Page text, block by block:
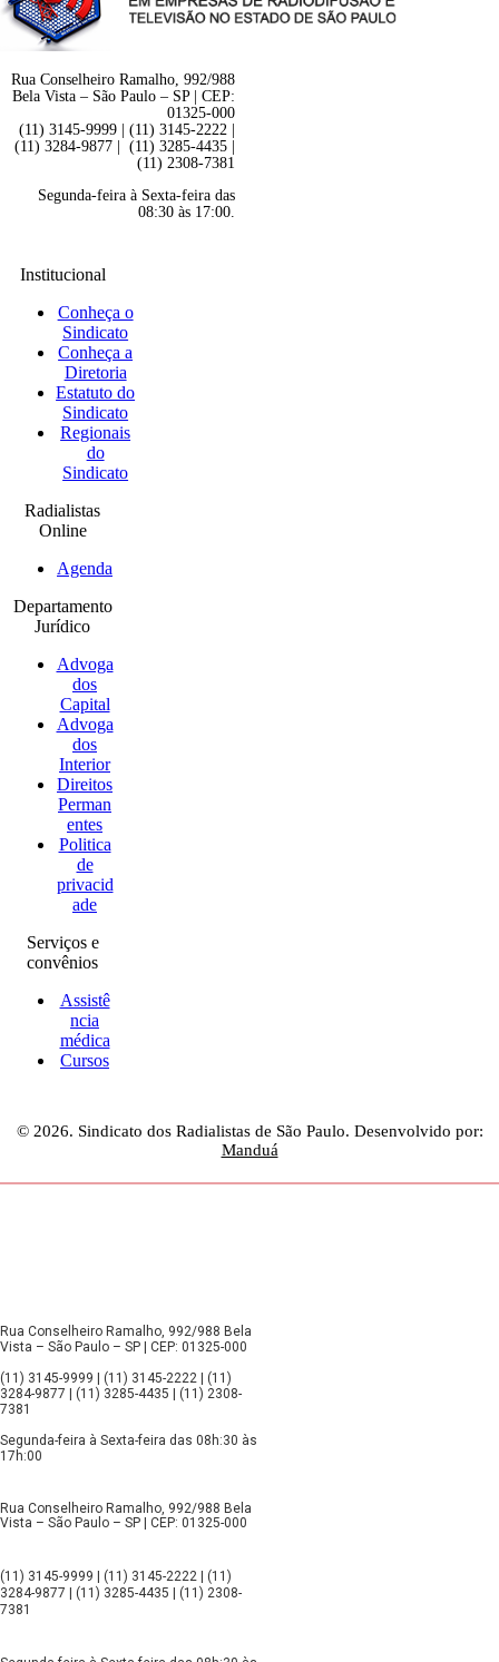
Rua Conselheiro Ramalho, 992/988
Bela Vista – São Paulo – SP | CEP:
01325-000
(11) 3145-9999 | (11) 3145-2222 |
(11) 3284-9877 | (11) 3285-4435 |
(11) 2308-7381
Segunda-feira à Sexta-feira das
08:30 às 17:00.
Institucional
Conheça o
Sindicato
Conheça a
Diretoria
Estatuto do
Sindicato
Regionais
do
Sindicato
Radialistas
Online
Agenda
Departamento
Jurídico
Advoga
dos
Capital
Advoga
dos
Interior
Direitos
Perman
entes
Politica
de
privacid
ade
Serviços e
convênios
Assistê
ncia
médica
Cursos
© 2026. Sindicato dos Radialistas de São Paulo. Desenvolvido por:
Manduá
Rua Conselheiro Ramalho, 992/988 Bela
Vista – São Paulo – SP | CEP: 01325-000
(11) 3145-9999 | (11) 3145-2222 | (11)
3284-9877 | (11) 3285-4435 | (11) 2308-
7381
Segunda-feira à Sexta-feira das 08h:30 às
17h:00
Rua Conselheiro Ramalho, 992/988 Bela
Vista – São Paulo – SP | CEP: 01325-000
(11) 3145-9999 | (11) 3145-2222 | (11)
3284-9877 | (11) 3285-4435 | (11) 2308-
7381